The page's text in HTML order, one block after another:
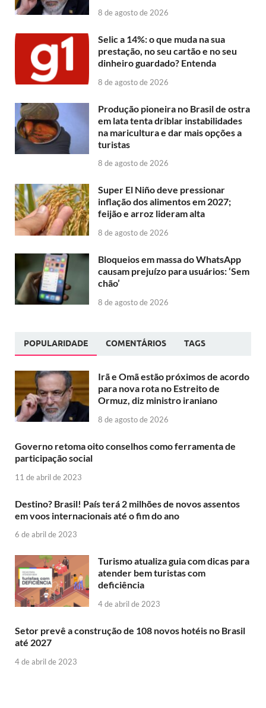
8 de agosto de 2026
Selic a 14%: o que muda na sua
prestação, no seu cartão e no seu
dinheiro guardado? Entenda
8 de agosto de 2026
Produção pioneira no Brasil de ostra
em lata tenta driblar instabilidades
na maricultura e dar mais opções a
turistas
8 de agosto de 2026
Super El Niño deve pressionar
inflação dos alimentos em 2027;
feijão e arroz lideram alta
8 de agosto de 2026
Bloqueios em massa do WhatsApp
causam prejuízo para usuários: ‘Sem
chão’
8 de agosto de 2026
POPULARIDADE COMENTÁRIOS TAGS
Irã e Omã estão próximos de acordo
para nova rota no Estreito de
Ormuz, diz ministro iraniano
8 de agosto de 2026
Governo retoma oito conselhos como ferramenta de
participação social
11 de abril de 2023
Destino? Brasil! País terá 2 milhões de novos assentos
em voos internacionais até o fim do ano
6 de abril de 2023
Turismo atualiza guia com dicas para
atender bem turistas com
deficiência
4 de abril de 2023
Setor prevê a construção de 108 novos hotéis no Brasil
até 2027
4 de abril de 2023